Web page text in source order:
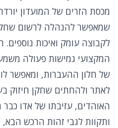
מכסת הזרים של המועדון
שמאפשר להנהלה לרשום
לקבוצה עומק ואיכות
המקצועי גמישות פעולה
של חלון ההעברות, ומאפשר
לאתר ולהחתים שחקן חיזוק
האוהדים, עזיבתו של אדו
ותקוות לגבי זהות הרכש הבא,